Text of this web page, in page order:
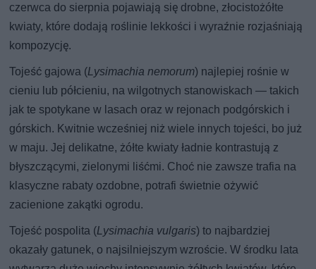
czerwca do sierpnia pojawiają się drobne, złocistożółte
kwiaty, które dodają roślinie lekkości i wyraźnie rozjaśniają
kompozycję.
Tojeść gajowa (Lysimachia nemorum) najlepiej rośnie w
cieniu lub półcieniu, na wilgotnych stanowiskach — takich
jak te spotykane w lasach oraz w rejonach podgórskich i
górskich. Kwitnie wcześniej niż wiele innych tojeści, bo już
w maju. Jej delikatne, żółte kwiaty ładnie kontrastują z
błyszczącymi, zielonymi liśćmi. Choć nie zawsze trafia na
klasyczne rabaty ozdobne, potrafi świetnie ożywić
zacienione zakątki ogrodu.
Tojeść pospolita (Lysimachia vulgaris) to najbardziej
okazały gatunek, o najsilniejszym wzroście. W środku lata